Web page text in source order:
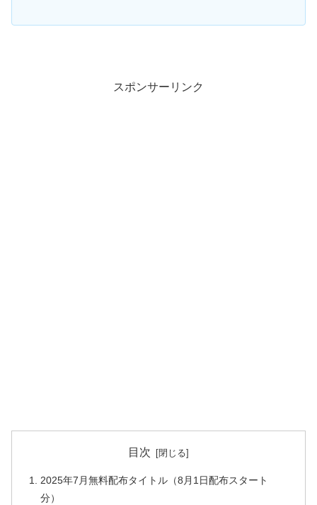
スポンサーリンク
目次
2025年7月無料配布タイトル（8月1日配布スタート
分）